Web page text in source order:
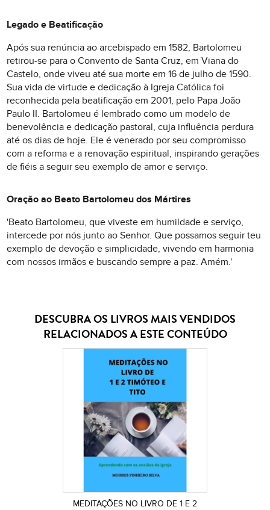
Legado e Beatificação
Após sua renúncia ao arcebispado em 1582, Bartolomeu
retirou-se para o Convento de Santa Cruz, em Viana do
Castelo, onde viveu até sua morte em 16 de julho de 1590.
Sua vida de virtude e dedicação à Igreja Católica foi
reconhecida pela beatificação em 2001, pelo Papa João
Paulo II. Bartolomeu é lembrado como um modelo de
benevolência e dedicação pastoral, cuja influência perdura
até os dias de hoje. Ele é venerado por seu compromisso
com a reforma e a renovação espiritual, inspirando gerações
de fiéis a seguir seu exemplo de amor e serviço.
Oração ao Beato Bartolomeu dos Mártires
'Beato Bartolomeu, que viveste em humildade e serviço,
intercede por nós junto ao Senhor. Que possamos seguir teu
exemplo de devoção e simplicidade, vivendo em harmonia
com nossos irmãos e buscando sempre a paz. Amém.'
DESCUBRA OS LIVROS MAIS VENDIDOS
RELACIONADOS A ESTE CONTEÚDO
MEDITAÇÕES NO LIVRO DE 1 E 2